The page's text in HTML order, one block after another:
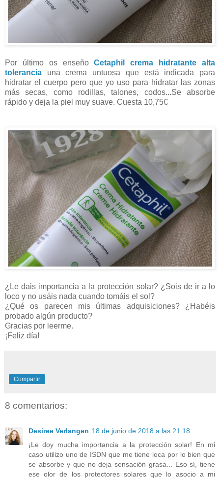
Por último os enseñoCetaphil crema hidratante alta
tolerancia
una crema untuosa que está indicada para
hidratar el cuerpo pero que yo uso para hidratar las zonas
más secas, como rodillas, talones, codos...Se absorbe
rápido y deja la piel muy suave. Cuesta 10,75€
¿Le dais importancia a la protección solar? ¿Sois de ir a lo
loco y no usáis nada cuando tomáis el sol?
¿Qué os parecen mis últimas adquisiciones? ¿Habéis
probado algún producto?
Gracias por leerme.
¡Feliz día!
Compartir
8 comentarios:
Desiree Verlangen 18 de junio de 2018 a las 21:18
¡Le doy mucha importancia a la protección solar! En mi
caso utilizo uno de ISDN que me tiene loca por lo bien que
se absorbe y que no deja sensación grasa... Eso sí, tiene
ese olor de los protectores solares que lo asocio a mi